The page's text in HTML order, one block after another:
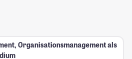
Organisationsmanagement als